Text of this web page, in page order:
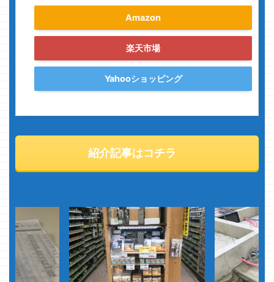
Amazon
楽天市場
Yahooショッピング
紹介記事はコチラ